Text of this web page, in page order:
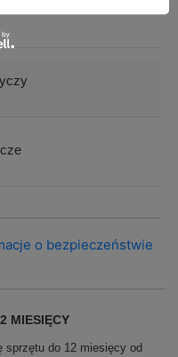
o bezpieczeństwie
MIESIĘCY
sprzętu do 12 miesięcy od